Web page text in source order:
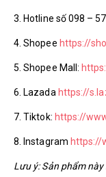
3. Hotline số 098 –
4. Shopee https://
5. Shopee Mall:
6. Lazada https://
7. Tiktok: https://
8. Instagram https://
Lưu ý: Sản phẩm